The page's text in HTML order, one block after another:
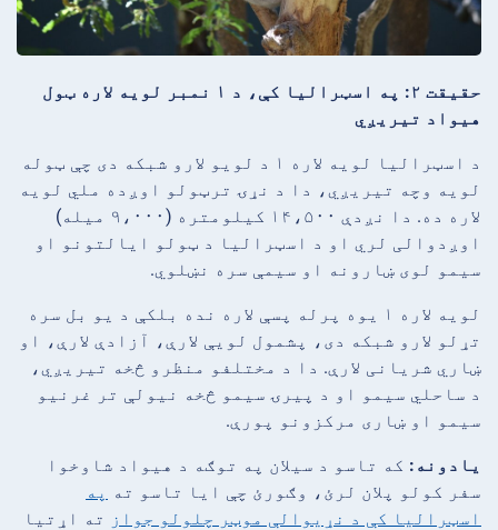
حقیقت ۲: په اسټرالیا کې، د ۱ نمبر لویه لاره ټول
هیواد تیریږي
د اسټرالیا لویه لاره ۱ د لویو لارو شبکه دی چې ټوله
لویه وچه تیریږي، دا د نړۍ ترټولو اوږده ملي لویه
لاره ده. دا نږدې ۱۴،۵۰۰ کیلومتره (۹،۰۰۰ میله)
اوږدوالی لري او د اسټرالیا د ټولو ایالتونو او
سیمو لوی ښارونه او سیمې سره نښلوي.
لویه لاره ۱ یوه پرله پسې لاره نده بلکې د یو بل سره
تړلو لارو شبکه دی، پشمول لویې لارې، آزادې لارې، او
ښاري شریانی لارې. دا د مختلفو منظرو څخه تیریږي،
د ساحلي سیمو او د پیرۍ سیمو څخه نیولې تر غرنیو
سیمو او ښاری مرکزونو پورې.
یادونه: که تاسو د سیلان په توګه د هیواد شاوخوا
سفر کولو پلان لرئ، وګورئ چې ایا تاسو ته په
اسټرالیا کې د نړیوالې موټر چلولو جواز
ته اړتیا